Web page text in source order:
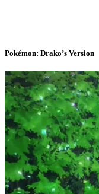
Pokémon: Drako’s Version